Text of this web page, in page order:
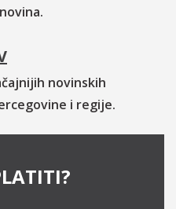
novinskih
i regije.